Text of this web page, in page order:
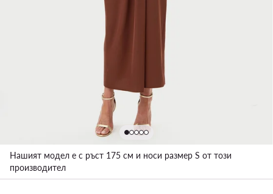
Нашият модел е с ръст 175 см и носи размер S от този
производител